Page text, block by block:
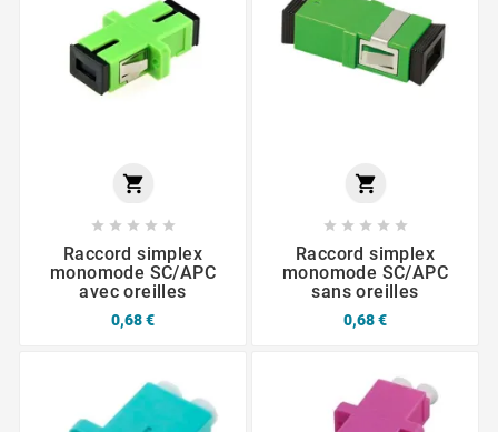

    
Raccord simplex
monomode SC/APC
avec oreilles
0,68 €

    
Raccord simplex
monomode SC/APC
sans oreilles
0,68 €